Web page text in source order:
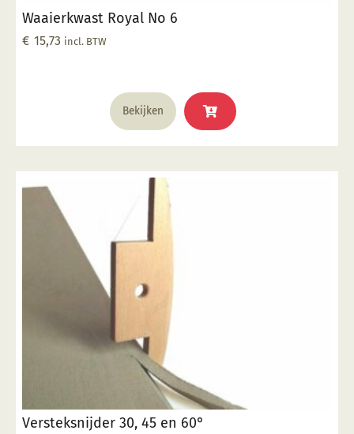
Waaierkwast Royal No 6
€ 15,73 incl. BTW
Bekijken
Versteksnijder 30, 45 en 60°